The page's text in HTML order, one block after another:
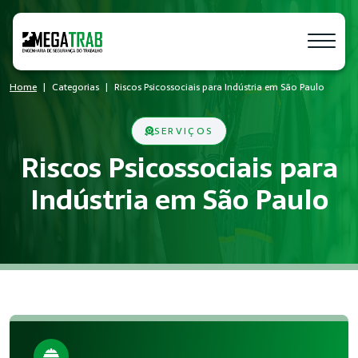
Home Categorias Riscos Psicossociais para Indústria em São Paulo
SERVIÇOS
Riscos Psicossociais para
Indústria em São Paulo
O que é Riscos Psicossociais?
Empresas de todos os portes que possuem empregados